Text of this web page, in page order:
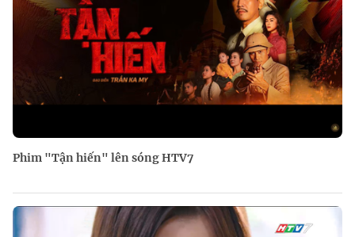
Phim "Tận hiến" lên sóng HTV7